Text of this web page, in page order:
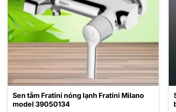
Sen tắm Fratini nóng lạnh Fratini Milano
model 39050134